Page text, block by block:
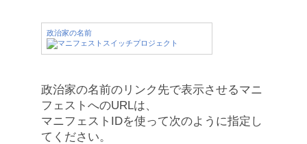
政治家の名前
政治家の名前のリンク先で表示させるマニ
フェストへのURLは、
マニフェストIDを使って次のように指定し
てください。